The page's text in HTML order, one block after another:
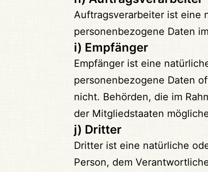
Auftragsverarbeiter ist eine
personenbezogene Daten
i) Empfänger
Empfänger ist eine
personenbezogene Daten
nicht. Behörden, die im
der Mitgliedstaaten
j) Dritter
Dritter ist eine natürliche
Person, dem